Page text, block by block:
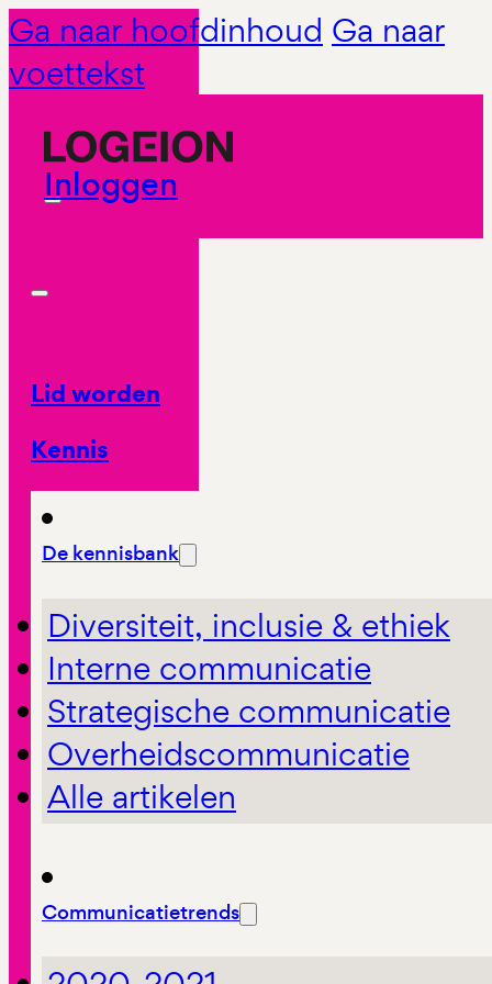
Ga naar hoofdinhoud Ga naar
voettekst
Inloggen
Lid worden
Kennis
De kennisbank
Diversiteit, inclusie & ethiek
Interne communicatie
Strategische communicatie
Overheidscommunicatie
Alle artikelen
Communicatietrends